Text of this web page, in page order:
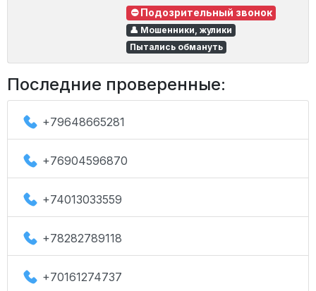
⛔ Подозрительный звонок
👤 Мошенники, жулики
Пытались обмануть
Последние проверенные:
+79648665281
+76904596870
+74013033559
+78282789118
+70161274737